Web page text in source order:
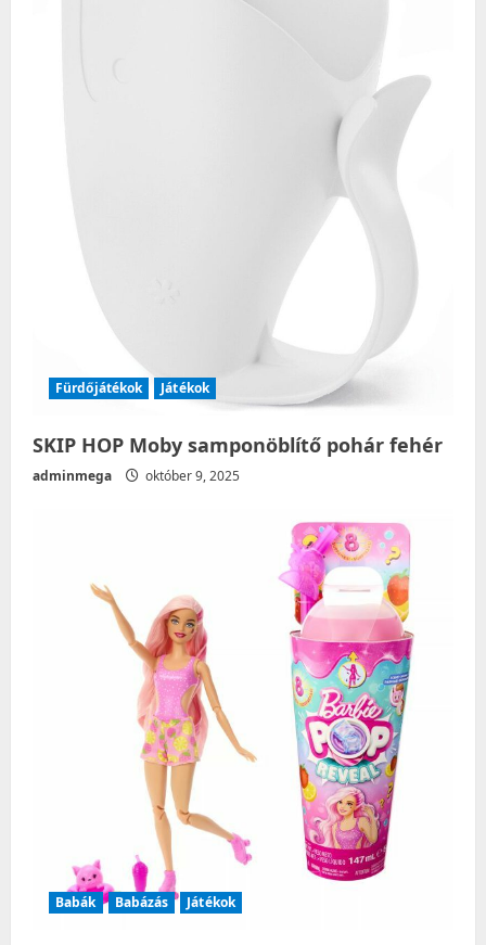
Fürdőjátékok Játékok
SKIP HOP Moby samponöblítő pohár fehér
adminmega október 9, 2025
Babák Babázás Játékok